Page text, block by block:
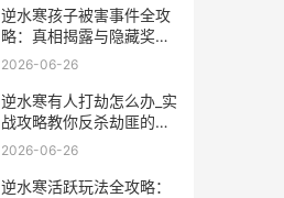
逆水寒孩子被害事件全攻
略：真相揭露与隐藏奖励
获取技巧
2026-06-26
逆水寒有人打劫怎么办_实
战攻略教你反杀劫匪的秘
诀
2026-06-26
逆水寒活跃玩法全攻略：